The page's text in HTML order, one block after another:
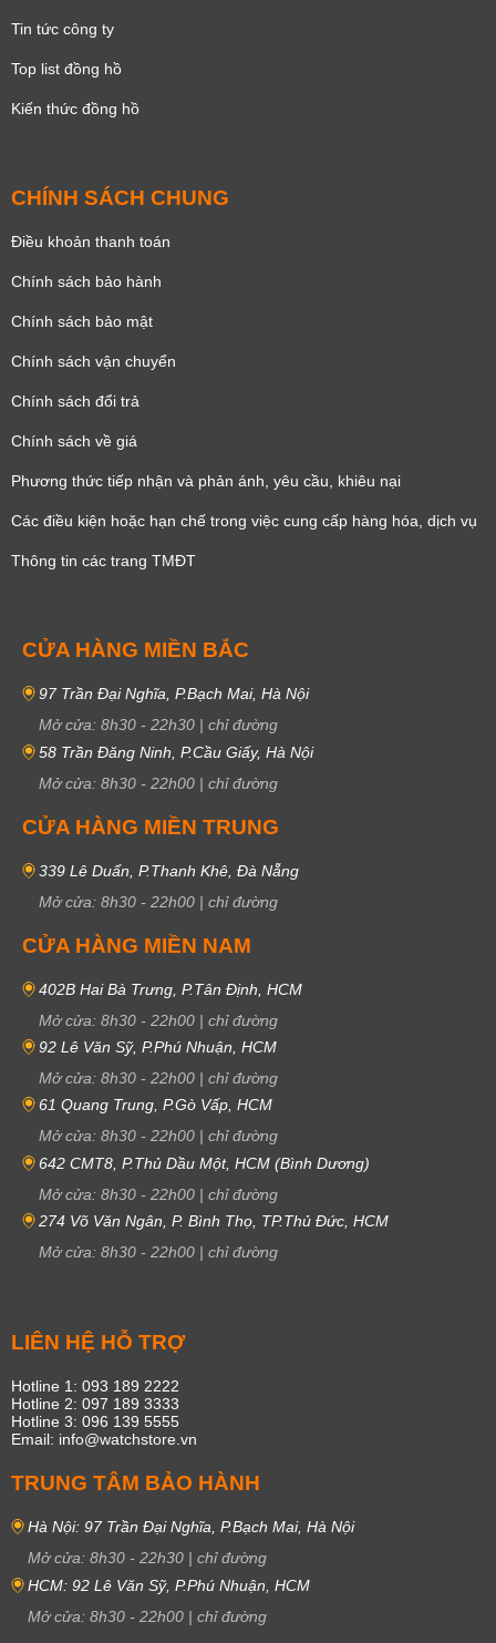
Tin tức công ty
Top list đồng hồ
Kiến thức đồng hồ
CHÍNH SÁCH CHUNG
Điều khoản thanh toán
Chính sách bảo hành
Chính sách bảo mật
Chính sách vận chuyển
Chính sách đổi trả
Chính sách về giá
Phương thức tiếp nhận và phản ánh, yêu cầu, khiêu nại
Các điều kiện hoặc hạn chế trong việc cung cấp hàng hóa, dịch vụ
Thông tin các trang TMĐT
CỬA HÀNG MIỀN BẮC
97 Trần Đại Nghĩa, P.Bạch Mai, Hà Nội
Mở cửa: 8h30 - 22h30 | chỉ đường
58 Trần Đăng Ninh, P.Cầu Giấy, Hà Nội
Mở cửa: 8h30 - 22h00 | chỉ đường
CỬA HÀNG MIỀN TRUNG
339 Lê Duẩn, P.Thanh Khê, Đà Nẵng
Mở cửa: 8h30 - 22h00 | chỉ đường
CỬA HÀNG MIỀN NAM
402B Hai Bà Trưng, P.Tân Định, HCM
Mở cửa: 8h30 - 22h00 | chỉ đường
92 Lê Văn Sỹ, P.Phú Nhuận, HCM
Mở cửa: 8h30 - 22h00 | chỉ đường
61 Quang Trung, P.Gò Vấp, HCM
Mở cửa: 8h30 - 22h00 | chỉ đường
642 CMT8, P.Thủ Dầu Một, HCM (Bình Dương)
Mở cửa: 8h30 - 22h00 | chỉ đường
274 Võ Văn Ngân, P. Bình Thọ, TP.Thủ Đức, HCM
Mở cửa: 8h30 - 22h00 | chỉ đường
LIÊN HỆ HỖ TRỢ
Hotline 1: 093 189 2222
Hotline 2: 097 189 3333
Hotline 3: 096 139 5555
Email: info@watchstore.vn
TRUNG TÂM BẢO HÀNH
Hà Nội: 97 Trần Đại Nghĩa, P.Bạch Mai, Hà Nội
Mở cửa: 8h30 - 22h30 | chỉ đường
HCM: 92 Lê Văn Sỹ, P.Phú Nhuận, HCM
Mở cửa: 8h30 - 22h00 | chỉ đường